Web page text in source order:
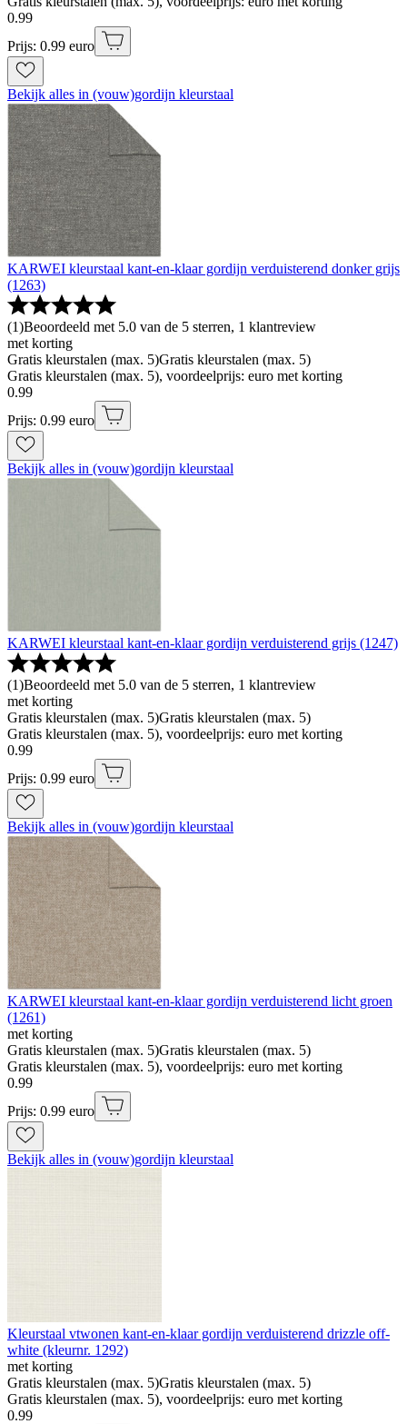
0.99
Prijs: 0.99 euro
Bekijk alles in (vouw)gordijn kleurstaal
KARWEI kleurstaal kant-en-klaar gordijn verduisterend donker grijs
(1263)
(1)Beoordeeld met 5.0 van de 5 sterren, 1 klantreview
met korting
Gratis kleurstalen (max. 5)Gratis kleurstalen (max. 5)
Gratis kleurstalen (max. 5), voordeelprijs: euro met korting
0.99
Prijs: 0.99 euro
Bekijk alles in (vouw)gordijn kleurstaal
KARWEI kleurstaal kant-en-klaar gordijn verduisterend grijs (1247)
(1)Beoordeeld met 5.0 van de 5 sterren, 1 klantreview
met korting
Gratis kleurstalen (max. 5)Gratis kleurstalen (max. 5)
Gratis kleurstalen (max. 5), voordeelprijs: euro met korting
0.99
Prijs: 0.99 euro
Bekijk alles in (vouw)gordijn kleurstaal
KARWEI kleurstaal kant-en-klaar gordijn verduisterend licht groen
(1261)
met korting
Gratis kleurstalen (max. 5)Gratis kleurstalen (max. 5)
Gratis kleurstalen (max. 5), voordeelprijs: euro met korting
0.99
Prijs: 0.99 euro
Bekijk alles in (vouw)gordijn kleurstaal
Kleurstaal vtwonen kant-en-klaar gordijn verduisterend drizzle off-
white (kleurnr. 1292)
met korting
Gratis kleurstalen (max. 5)Gratis kleurstalen (max. 5)
Gratis kleurstalen (max. 5), voordeelprijs: euro met korting
0.99